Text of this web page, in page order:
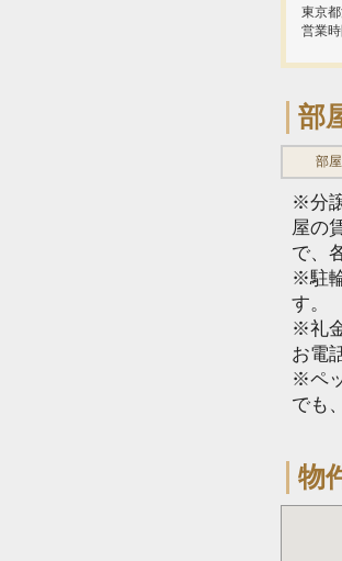
東京
営業
部
部屋
※分
屋の
で、
※駐
す。
※礼
お電
※ペ
でも
物